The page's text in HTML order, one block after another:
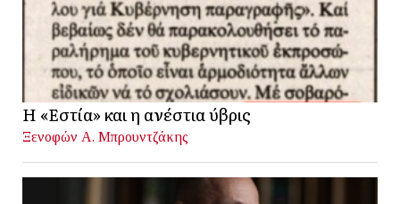
Η «Εστία» και η ανέστια ύβρις
Ξενοφών Α. Μπρουντζάκης